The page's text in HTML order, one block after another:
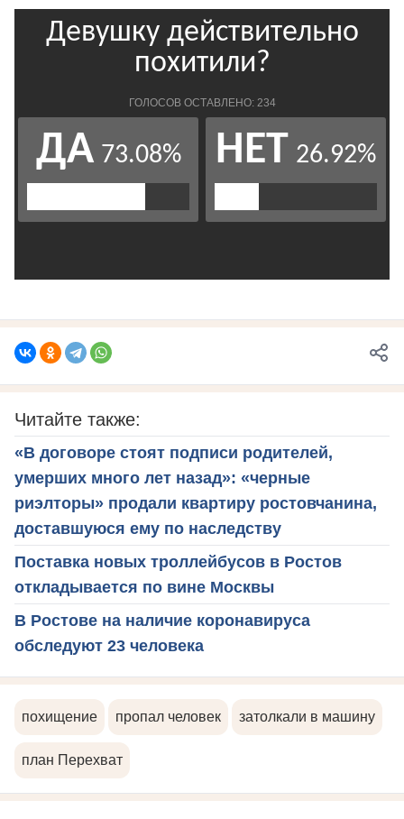
Читайте также:
«В договоре стоят подписи родителей,
умерших много лет назад»: «черные
риэлторы» продали квартиру ростовчанина,
доставшуюся ему по наследству
Поставка новых троллейбусов в Ростов
откладывается по вине Москвы
В Ростове на наличие коронавируса
обследуют 23 человека
похищение пропал человек затолкали в машину
план Перехват